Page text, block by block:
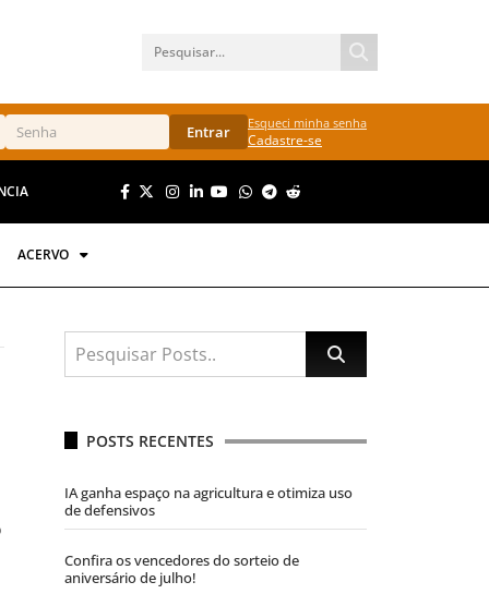
Entrar Esqueci minha senha
Cadastre-se
ACERVO
POSTS RECENTES
IA ganha espaço na agricultura e otimiza uso
de defensivos
Confira os vencedores do sorteio de
aniversário de julho!